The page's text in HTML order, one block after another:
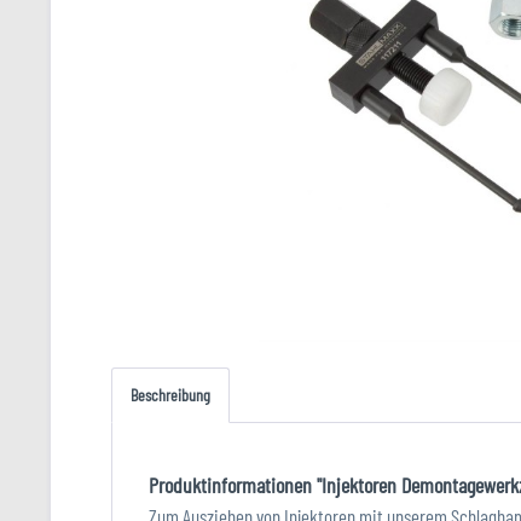
Beschreibung
Produktinformationen "Injektoren
Zum Ausziehen von Injektoren mit unserem